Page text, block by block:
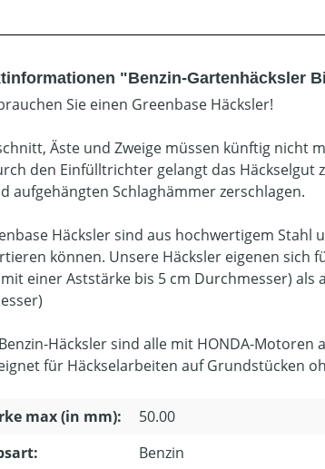
"Benzin-Gartenhäcksler
Sie einen Greenbase Häcksler!
Äste und Zweige müssen künftig nicht
den Einfülltrichter gelangt das
aufgehängten Schlaghämmer zerschlagen.
Häcksler sind aus hochwertigem Stahl
können. Unsere Häcksler eigenen sich
einer Aststärke bis 5 cm Durchmesser)
Häcksler sind alle mit HONDA-
für Häckselarbeiten auf Grundstücken
max (in mm):
50.00
Benzin